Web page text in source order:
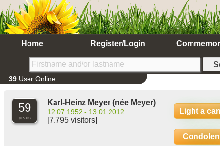
Home Register/Login
39 User Online
59
years
Karl-Heinz Meyer (née Meyer)
12.07.1952 - 13.01.2012
[7.795 visitors]
Light a